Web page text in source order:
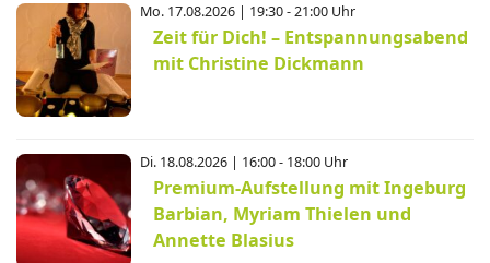
Mo. 17.08.2026 | 19:30 - 21:00 Uhr
Zeit für Dich! – Entspannungsabend
mit Christine Dickmann
Di. 18.08.2026 | 16:00 - 18:00 Uhr
Premium-Aufstellung mit Ingeburg
Barbian, Myriam Thielen und
Annette Blasius